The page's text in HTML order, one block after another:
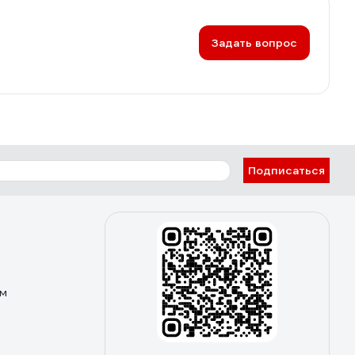
Задать вопрос
Подписаться